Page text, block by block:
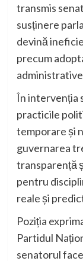
transmis
susținere
devină
precum
În intervenția
practicile
temporare și
guvernarea
transparență
pentru
reale și
Poziția
Partidul
senatorul